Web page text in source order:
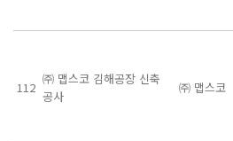
112
㈜ 맵스코 김해공장 신축
공사
㈜ 맵스코